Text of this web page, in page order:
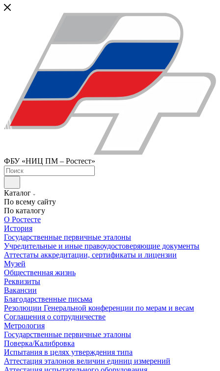
ФБУ «НИЦ ПМ – Ростест»
Каталог
По всему сайту
По каталогу
О Ростесте
История
Государственные первичные эталоны
Учредительные и иные правоудостоверяющие документы
Аттестаты аккредитации, сертификаты и лицензии
Музей
Общественная жизнь
Реквизиты
Вакансии
Благодарственные письма
Резолюции Генеральной конференции по мерам и весам
Соглашения о сотрудничестве
Метрология
Государственные первичные эталоны
Поверка/Калибровка
Испытания в целях утверждения типа
Аттестация эталонов величин единиц измерений